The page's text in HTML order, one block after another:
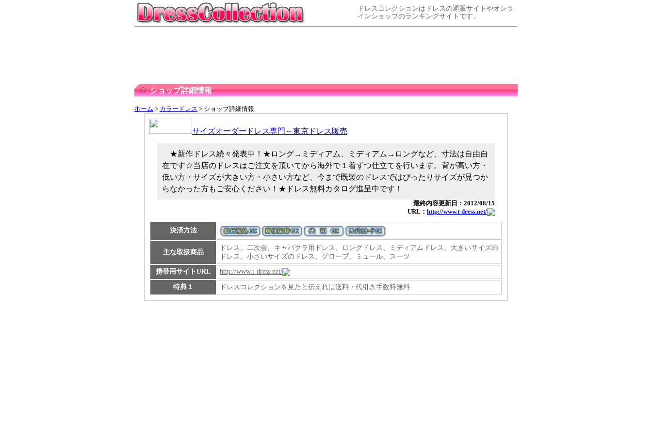
ドレスコレクションはドレスの通販サイトやオンラ
インショップのランキングサイトです。
ショップ詳細情報
ホーム > カラードレス > ショップ詳細情報
サイズオーダードレス専門～東京ドレス販売
★新作ドレス続々発表中！★ロング→ミディアム、ミディアム→ロングなど、寸法は自由自
在です☆当店のドレスはご注文を頂いてから海外で１着ずつ仕立てを行います。背が高い方・
低い方・サイズが大きい方・小さい方など、今まで既製のドレスではぴったりサイズが見つか
らなかった方もご安心ください！★ドレス無料カタログ進呈中です！
最終内容更新日：2012/08/15
URL： http://www.t-dress.net/
決済方法
主な取扱商品
ドレス 二次会 キャバクラ用ドレス ロングドレス ミディアムドレス
大きいサイズの
ドレス
小さいサイズのドレス グローブ ミュール スーツ
携帯用サイトURL http://www.t-dress.net/
特典１ ドレスコレクションを見たと伝えれば送料・代引き手数料無料